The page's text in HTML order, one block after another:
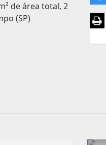
de área total, 2
(SP)